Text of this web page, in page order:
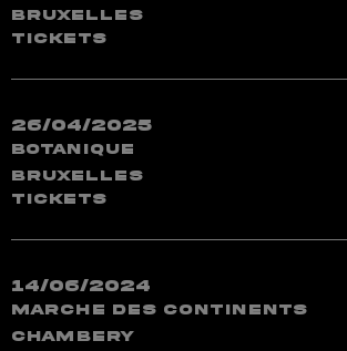
Bruxelles
TICKETS
26/04/2025
Botanique
Bruxelles
TICKETS
14/06/2024
Marche des Continents
Chambery